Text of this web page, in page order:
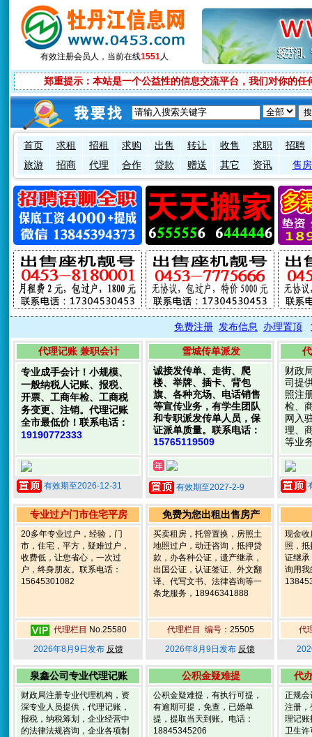
有效注册会员 人，当前在线1551人
郑重提示：本站是一个公益性的信息交流平台，我们对你的
首页 求租 招租 求购 出售 转让 收售 求职
招聘
旅游
招商 代理 合作 贷款 赠送 其它 资讯 售
免费注册 发布信息 办理置顶
代理记账 兼职会计
专业成手会计！小规模、
一般纳税人记账、报税、
开票、工商年检、工商税
务变更、注销。代理记账
全市最低价！联系电话：
19190772333
有效期至2026-12-31
雪城传单派发
诚接发传单、走街、爬
楼、举牌、插卡、背包
旗、各种充场、电话销售
等宣传业务，有学生团队
和专职派发传单人员，保
证派单质量。联系电话：
15765119509
有效期至2027-2-9
财政
司提
照注
检、
网入
理、
等业
专业过户门市住宅平房
20多年专业过户，经验，门
市，住宅，平方，疑难过户，
收费低，让您省心，一次过
户，终身朋友。联系电话：
15645301082
代理栏目 No.25580
2026年8月9日发布 反馈
免费为您出租出售房产
买卖租房，托管置换，房照土
地照过户，动迁咨询，抵押贷
款，办各种公证，遗产继承，
出国公证，认证签证、外文翻
译、代写文书、法律咨询等一
条龙服务，18946341888
代理栏目 编号： 25505
2026年8月9日发布 反馈
现金收
照，
证继承
询用我
代
泉鑫公司专业代理记账
财政局注册专业代理机构，资
深专业人员提供，代理记账，
报税，纳税筹划，企业经营中
的法律法规咨询，企业各项制
公积金疑难提
公积金疑难提，有执行可提，
有逾期可提，免查，已婚单
提，提取当天到账。电话：
18845345206
代
正规会
注册，
理记账
卫生许